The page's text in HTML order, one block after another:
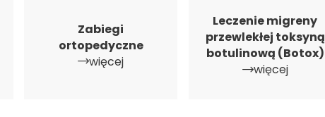
Zabiegi
ortopedyczne
więcej
Leczenie migreny
przewlekłej toksyną
botulinową (Botox)
więcej